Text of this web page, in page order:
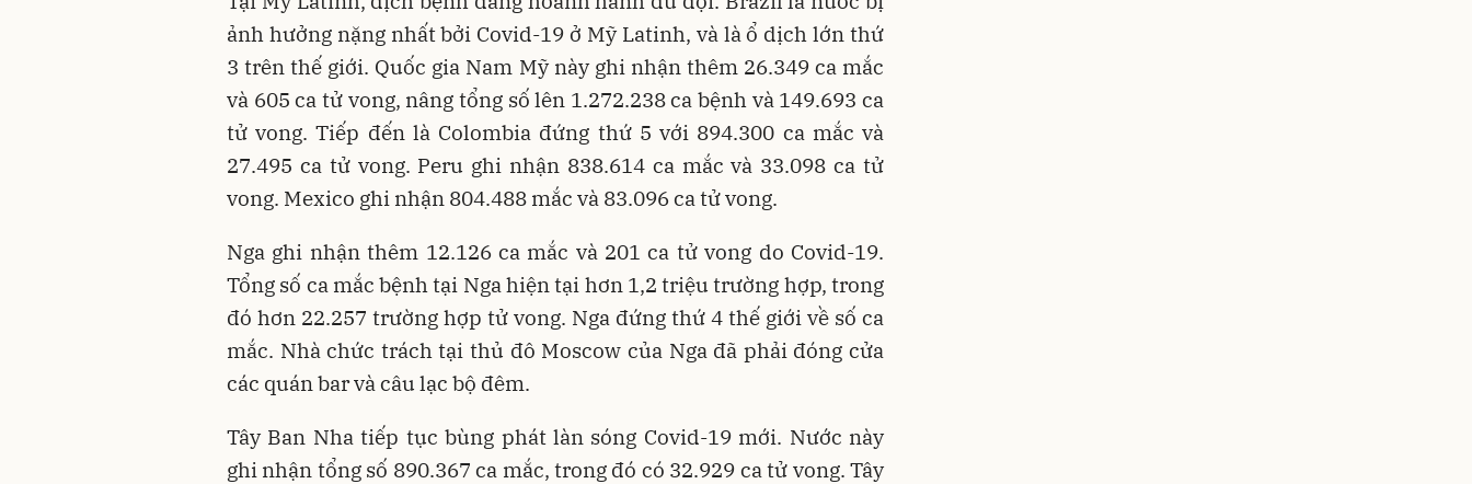
ảnh hưởng nặng nhất bởi Covid-19 ở Mỹ Latinh, và là ổ dịch lớn thứ
3 trên thế giới. Quốc gia Nam Mỹ này ghi nhận thêm 26.349 ca mắc
và 605 ca tử vong, nâng tổng số lên 1.272.238 ca bệnh và 149.693 ca
tử vong. Tiếp đến là Colombia đứng thứ 5 với 894.300 ca mắc và
27.495 ca tử vong. Peru ghi nhận 838.614 ca mắc và 33.098 ca tử
vong. Mexico ghi nhận 804.488 mắc và 83.096 ca tử vong.
Nga ghi nhận thêm 12.126 ca mắc và 201 ca tử vong do Covid-19.
Tổng số ca mắc bệnh tại Nga hiện tại hơn 1,2 triệu trường hợp, trong
đó hơn 22.257 trường hợp tử vong. Nga đứng thứ 4 thế giới về số ca
mắc. Nhà chức trách tại thủ đô Moscow của Nga đã phải đóng cửa
các quán bar và câu lạc bộ đêm.
Tây Ban Nha tiếp tục bùng phát làn sóng Covid-19 mới. Nước này
ghi nhận tổng số 890.367 ca mắc, trong đó có 32.929 ca tử vong. Tây